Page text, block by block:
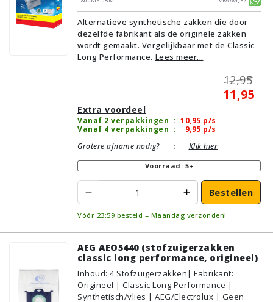
Alternatieve synthetische zakken die door
dezelfde fabrikant als de originele zakken
wordt gemaakt. Vergelijkbaar met de Classic
Long Performance. Lees meer...
12,95
11,95
Extra voordeel
Vanaf 2 verpakkingen : 10,95 p/s
Vanaf 4 verpakkingen : 9,95 p/s
Grotere afname nodig?
: Klik hier
Voorraad: 5+
Bestellen
Vóór 23:59 besteld = Maandag verzonden!
AEG AEO5440 (stofzuigerzakken
classic long performance, origineel)
Inhoud: 4 Stofzuigerzakken| Fabrikant:
Origineel | Classic Long Performance |
Synthetisch/vlies | AEG/Electrolux | Geen